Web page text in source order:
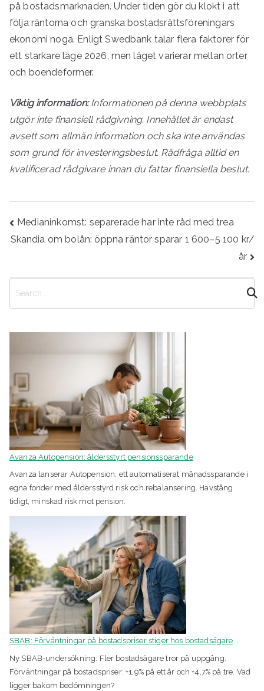
på bostadsmarknaden. Under tiden gör du klokt i att
följa räntorna och granska bostadsrättsföreningars
ekonomi noga. Enligt Swedbank talar flera faktorer för
ett starkare läge 2026, men läget varierar mellan orter
och boendeformer.
Viktig information:Informationen på denna webbplats
utgör inte finansiell rådgivning. Innehållet är endast
avsett som allmän information och ska inte användas
som grund för investeringsbeslut. Rådfråga alltid en
kvalificerad rådgivare innan du fattar finansiella beslut.
Inläggsnavigering
Medianinkomst: separerade har inte råd med trea
Skandia om bolån: öppna räntor sparar 1 600–5 100 kr/
år
Avanza Autopension: åldersstyrt pensionssparande
Avanza lanserar Autopension, ett automatiserat månadssparande i
egna fonder med åldersstyrd risk och rebalansering. Hävstång
tidigt, minskad risk mot pension.
SBAB: Förväntningar på bostadspriser stiger hos bostadsägare
Ny SBAB-undersökning: Fler bostadsägare tror på uppgång.
Förväntningar på bostadspriser: +1,9% på ett år och +4,7% på tre. Vad
ligger bakom bedömningen?